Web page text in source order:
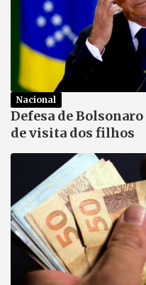
Nacional
Defesa de
de visita dos filhos